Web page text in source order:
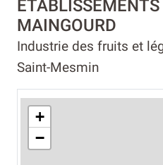
ETABLISSEMENTS
MAINGOURD
Industrie des fruits et
Saint-Mesmin
+
−